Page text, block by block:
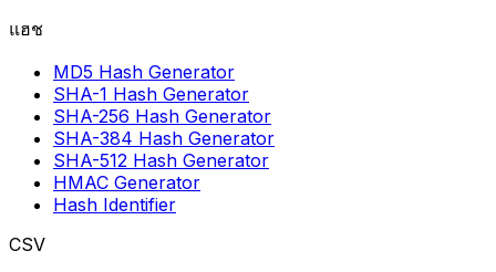
แฮช
MD5 Hash Generator
SHA-1 Hash Generator
SHA-256 Hash Generator
SHA-384 Hash Generator
SHA-512 Hash Generator
HMAC Generator
Hash Identifier
CSV